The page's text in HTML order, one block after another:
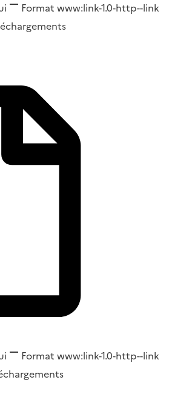
Format www:link-1.0-http--link
Format www:link-1.0-http--link